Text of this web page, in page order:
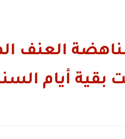
العنف
بقية أيام